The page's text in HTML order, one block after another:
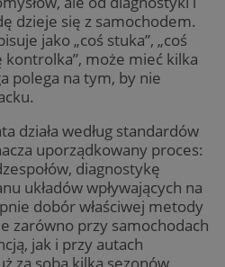
dzieje się z samochodem.
jako „coś stuka”, „coś
kontrolka”, może mieć kilka
polega na tym, by nie
działa według standardów
uporządkowany proces:
diagnostykę
układów wpływających na
dobór właściwej metody
zarówno przy samochodach
jak i przy autach
za sobą kilka sezonów,